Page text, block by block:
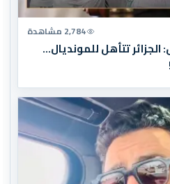
2,784 مشاهدة
تتأهل للمونديال…